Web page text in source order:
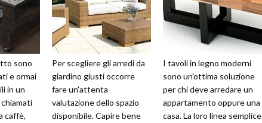
sono
e ormai
in un
caffè,
Per scegliere gli arredi da
giardino giusti occorre
fare un'attenta
valutazione dello spazio
disponibile. Capire bene
I tavoli in legno moderni
sono un'ottima soluzione
per chi deve arredare un
appartamento oppure una
casa. La loro linea semplice